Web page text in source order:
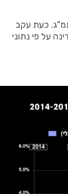
"ג. כעת עקב
על פי נתוני